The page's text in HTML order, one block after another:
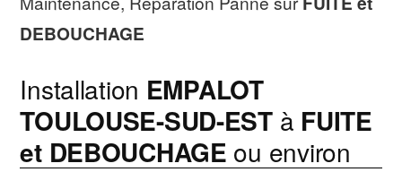
DEBOUCHAGE
Installation EMPALOT
TOULOUSE-SUD-ESTà FUITE
et DEBOUCHAGE ou environ